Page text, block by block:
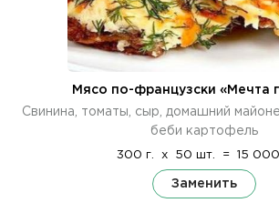
Мясо по-французски «Мечта
Свинина, томаты, сыр, домашний
беби картофель
300 г. x 50 шт. = 15 000
Заменить